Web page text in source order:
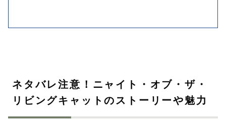
ネタバレ注意！ニャイト・オブ・ザ・
リビングキャットのストーリーや魅力